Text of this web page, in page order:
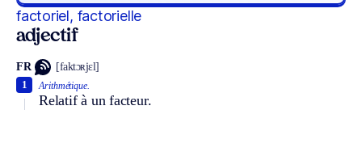
factoriel, factorielle
adjectif
FR [faktɔʀjɛl]
Arithmétique.
Relatif à un facteur.
1